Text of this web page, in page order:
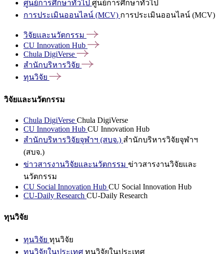
ศูนย์การศึกษาทั่วไป ศูนย์การศึกษาทั่วไป
การประเมินออนไลน์ (MCV) การประเมินออนไลน์ (MCV)
วิจัยและนวัตกรรม
CU Innovation Hub
Chula DigiVerse
สำนักบริหารวิจัย
ทุนวิจัย
วิจัยและนวัตกรรม
Chula DigiVerse Chula DigiVerse
CU Innovation Hub CU Innovation Hub
สำนักบริหารวิจัยจุฬาฯ (สบจ.) สำนักบริหารวิจัยจุฬาฯ
(สบจ.)
ข่าวสารงานวิจัยและนวัตกรรม ข่าวสารงานวิจัยและ
นวัตกรรม
CU Social Innovation Hub CU Social Innovation Hub
CU-Daily Research CU-Daily Research
ทุนวิจัย
ทุนวิจัย ทุนวิจัย
ทุนวิจัยในประเทศ ทุนวิจัยในประเทศ